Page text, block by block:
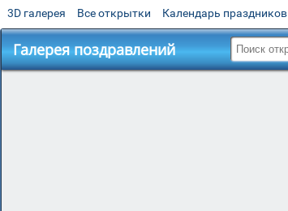
3D галерея Все открытки Календарь праздников
Галерея поздравлений